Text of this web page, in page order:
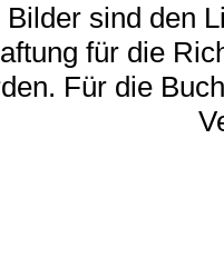
sind den
für die
Für die